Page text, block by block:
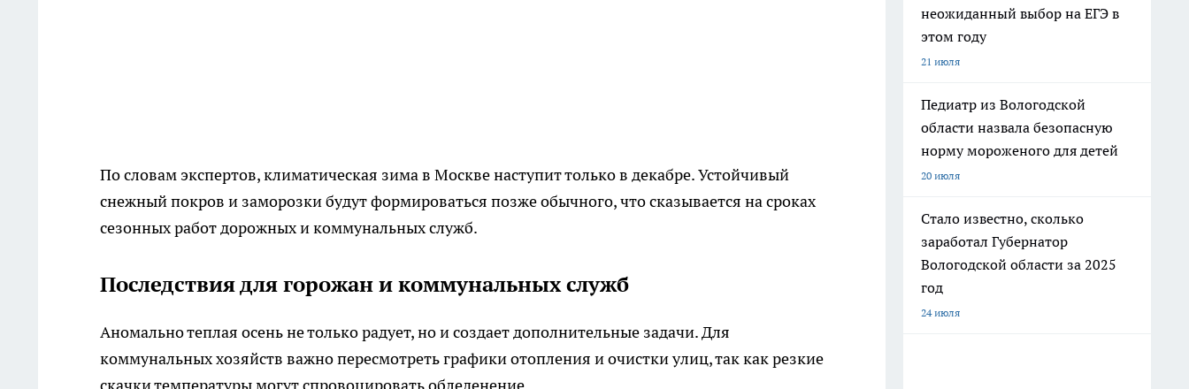
По словам экспертов, климатическая зима в Москве наступит только в декабре. Устойчивый
снежный покров и заморозки будут формироваться позже обычного, что сказывается на сроках
сезонных работ дорожных и коммунальных служб.
Последствия для горожан и коммунальных служб
Аномально теплая осень не только радует, но и создает дополнительные задачи. Для
коммунальных хозяйств важно пересмотреть графики отопления и очистки улиц, так как резкие
неожиданный выбор на ЕГЭ в
этом году
21 июля
Педиатр из Вологодской
области назвала безопасную
норму мороженого для детей
20 июля
Стало известно, сколько
заработал Губернатор
Вологодской области за 2025
год
24 июля